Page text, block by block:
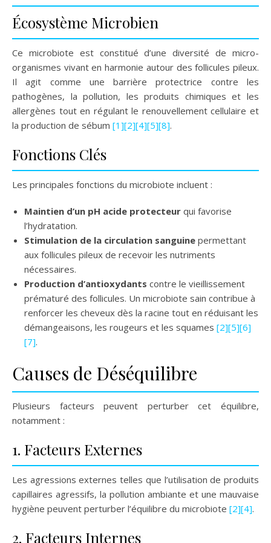
Écosystème Microbien
Ce microbiote est constitué d’une diversité de micro-
organismes vivant en harmonie autour des follicules pileux.
Il agit comme une barrière protectrice contre les
pathogènes, la pollution, les produits chimiques et les
allergènes tout en régulant le renouvellement cellulaire et
la production de sébum [1][2][4][5][8].
Fonctions Clés
Les principales fonctions du microbiote incluent :
Maintien d’un pH acide protecteur qui favorise
l’hydratation.
Stimulation de la circulation sanguine permettant
aux follicules pileux de recevoir les nutriments
nécessaires.
Production d’antioxydants contre le vieillissement
prématuré des follicules. Un microbiote sain contribue à
renforcer les cheveux dès la racine tout en réduisant les
démangeaisons, les rougeurs et les squames [2][5][6]
[7].
Causes de Déséquilibre
Plusieurs facteurs peuvent perturber cet équilibre,
notamment :
1. Facteurs Externes
Les agressions externes telles que l’utilisation de produits
capillaires agressifs, la pollution ambiante et une mauvaise
hygiène peuvent perturber l’équilibre du microbiote [2][4].
2. Facteurs Internes